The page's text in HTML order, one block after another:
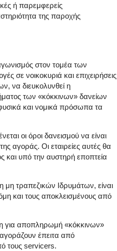
ή παρεμφερείς
της παροχής
στον τομέα των
σε νοικοκυριά και επιχειρήσεις
να διευκολυνθεί η
των «κόκκινων» δανείων
και νομικά πρόσωπα τα
οι όροι δανεισμού να είναι
αγοράς. Οι εταιρείες αυτές θα
και υπό την αυστηρή εποπτεία
τραπεζικών Ιδρυμάτων, είναι
και τους αποκλεισμένους από
για αποπληρωμή «κόκκινων»
έπειτα από
τους servicers.